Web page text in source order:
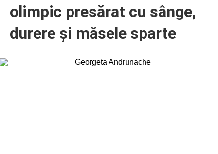
olimpic presărat cu sânge,
durere și măsele sparte